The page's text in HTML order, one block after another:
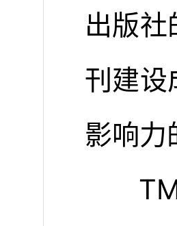
出版
刊建设
影响力
TMR